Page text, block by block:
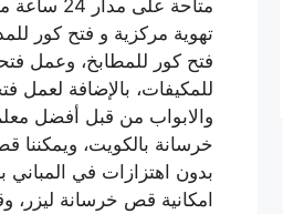
متاحة على
تهوية مركزية و فتح كور
فتح كور للمطابخ، وعمل
للمكيفات، بالإضافة لعمل
والابواب من قبل أفضل
خرسانة بالكويت، ويمكننا
بدون اهتزازات في المباني
امكانية قص خرسانة